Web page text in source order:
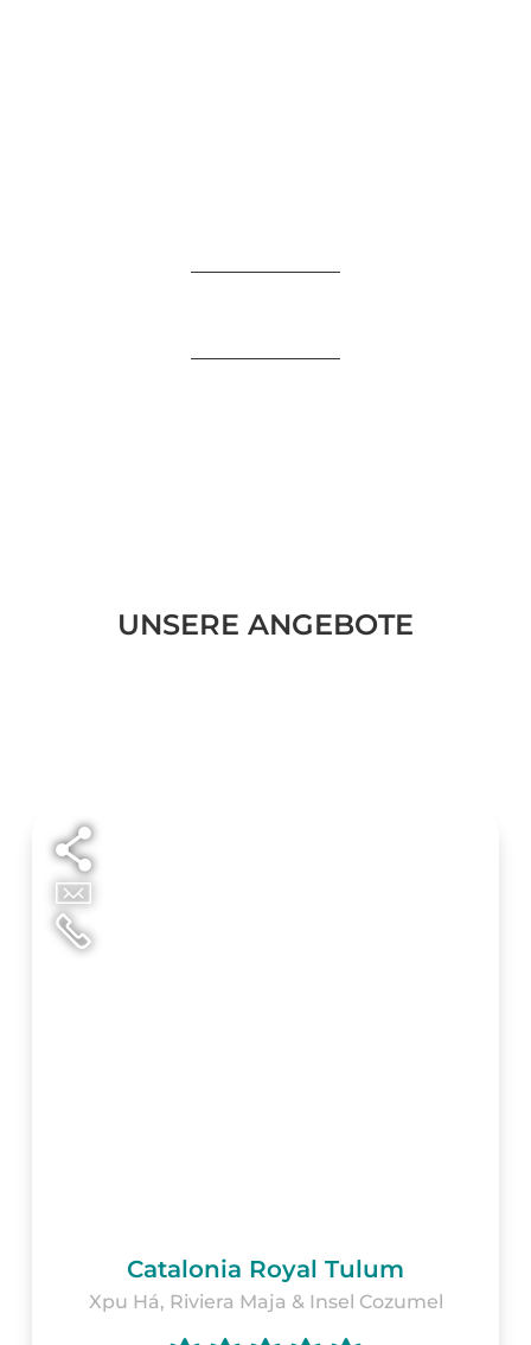
UNSERE ANGEBOTE
Catalonia Royal Tulum
Xpu Há, Riviera Maja & Insel Cozumel